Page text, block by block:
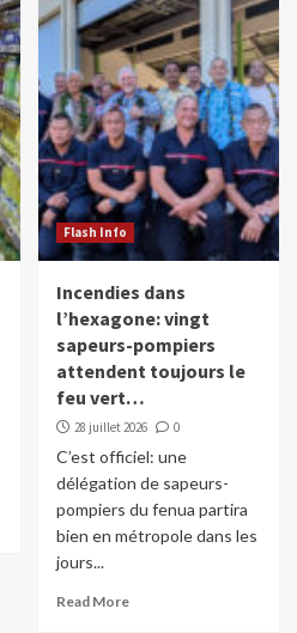
Flash Info
Incendies dans
l’hexagone: vingt
sapeurs-pompiers
attendent toujours le
feu vert…
28 juillet 2026 0
C’est officiel: une
délégation de sapeurs-
pompiers du fenua partira
bien en métropole dans les
jours...
Read More